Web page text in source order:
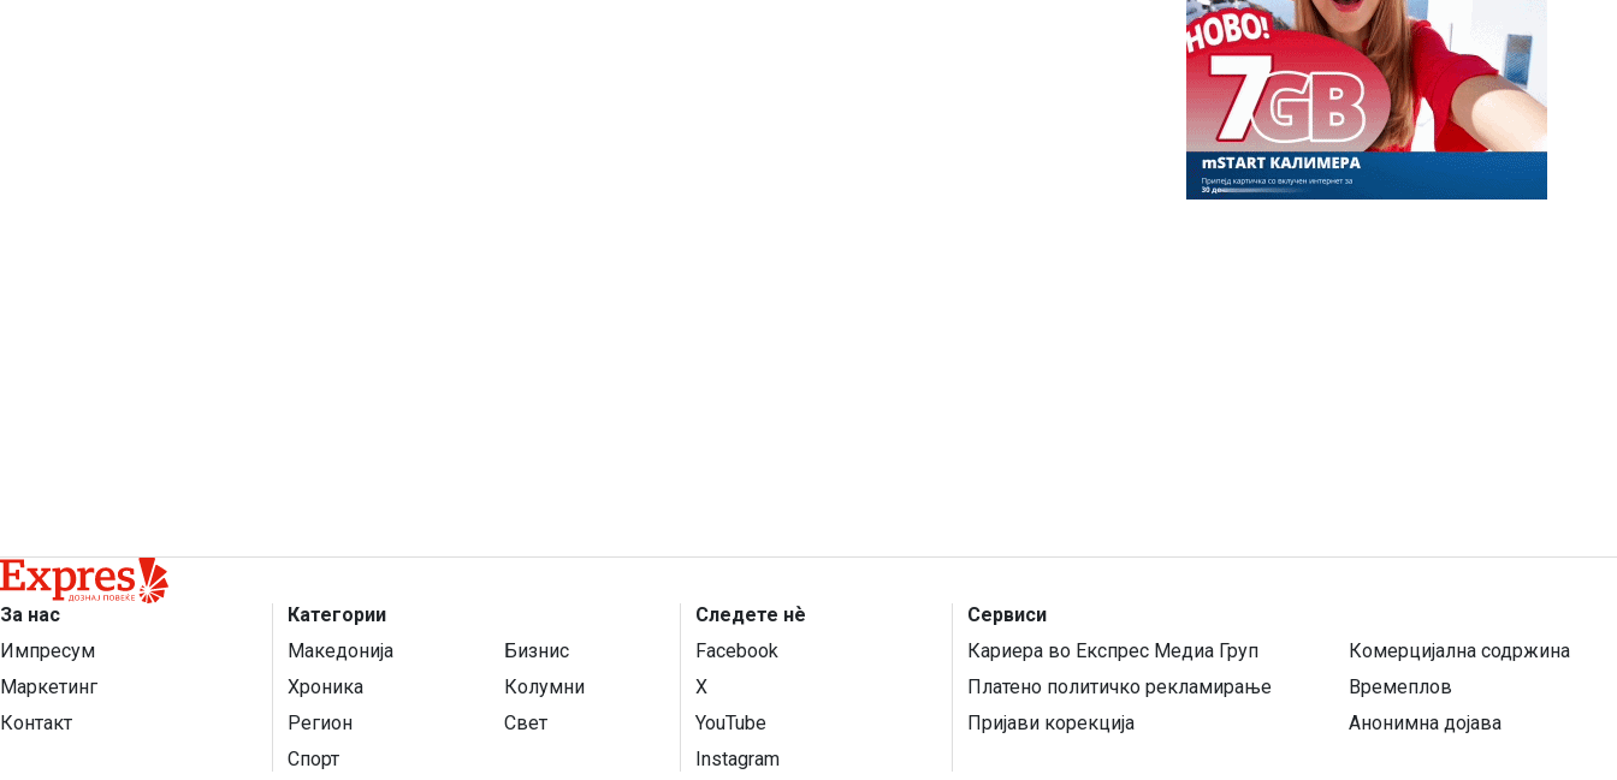
За нас
Импресум
Маркетинг
Контакт
Категории
Македонија
Бизнис
Хроника
Колумни
Регион
Свет
Спорт
Следете нѐ
Facebook
X
YouTube
Instagram
Сервиси
Кариера во Експрес Медиа Груп
Комерцијална содржина
Платено политичко рекламирање
Времеплов
Пријави корекција
Анонимна дојава